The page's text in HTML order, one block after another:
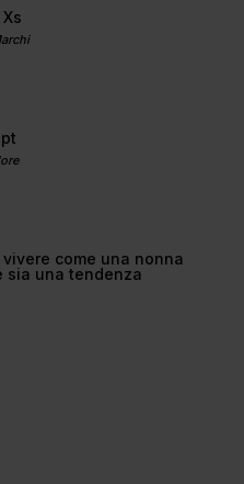
come una nonna
sia una tendenza